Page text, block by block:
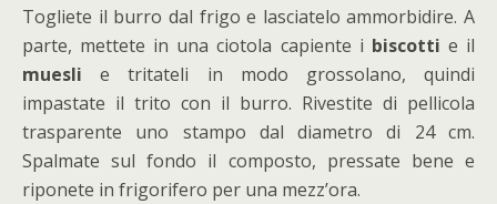
Togliete il burro dal frigo e lasciatelo ammorbidire. A
parte, mettete in una ciotola capiente i biscotti e il
muesli e tritateli in modo grossolano, quindi
impastate il trito con il burro. Rivestite di pellicola
trasparente uno stampo dal diametro di 24 cm.
Spalmate sul fondo il composto, pressate bene e
riponete in frigorifero per una mezz’ora.